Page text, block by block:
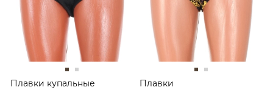
Плавки купальные Плавки